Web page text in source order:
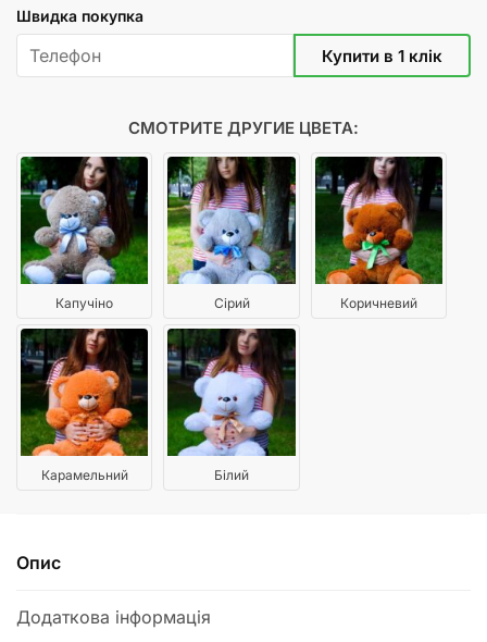
Швидка покупка
СМОТРИТЕ ДРУГИЕ ЦВЕТА:
Капучіно Сірий Коричневий
Карамельний Білий
Опис
Додаткова інформація